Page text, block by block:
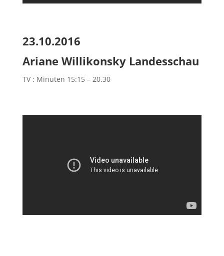
23.10.2016
Ariane Willikonsky Landesschau
TV : Minuten 15:15 – 20.30